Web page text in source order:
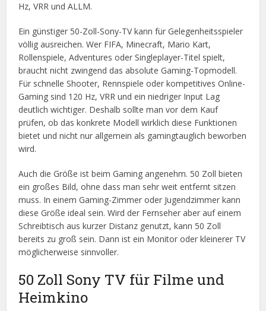
Hz, VRR und ALLM.
Ein günstiger 50-Zoll-Sony-TV kann für Gelegenheitsspieler
völlig ausreichen. Wer FIFA, Minecraft, Mario Kart,
Rollenspiele, Adventures oder Singleplayer-Titel spielt,
braucht nicht zwingend das absolute Gaming-Topmodell.
Für schnelle Shooter, Rennspiele oder kompetitives Online-
Gaming sind 120 Hz, VRR und ein niedriger Input Lag
deutlich wichtiger. Deshalb sollte man vor dem Kauf
prüfen, ob das konkrete Modell wirklich diese Funktionen
bietet und nicht nur allgemein als gamingtauglich beworben
wird.
Auch die Größe ist beim Gaming angenehm. 50 Zoll bieten
ein großes Bild, ohne dass man sehr weit entfernt sitzen
muss. In einem Gaming-Zimmer oder Jugendzimmer kann
diese Größe ideal sein. Wird der Fernseher aber auf einem
Schreibtisch aus kurzer Distanz genutzt, kann 50 Zoll
bereits zu groß sein. Dann ist ein Monitor oder kleinerer TV
möglicherweise sinnvoller.
50 Zoll Sony TV für Filme und
Heimkino